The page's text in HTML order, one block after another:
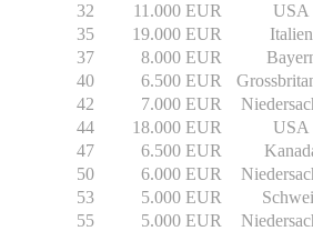
32
11.000 EUR
USA
35
19.000 EUR
Italien
37
8.000 EUR
40
6.500 EUR
42
7.000 EUR
44
18.000 EUR
USA
47
6.500 EUR
50
6.000 EUR
53
5.000 EUR
55
5.000 EUR